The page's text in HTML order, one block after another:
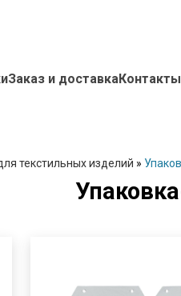
Заказ и доставкаКонтакты
текстильных изделий »